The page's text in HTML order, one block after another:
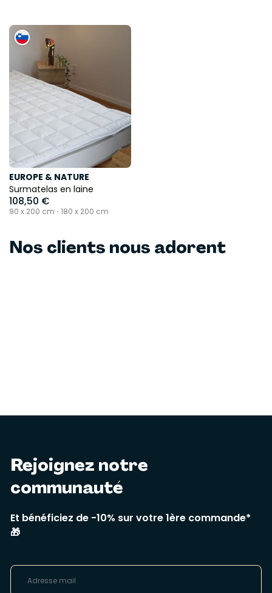
EUROPE & NATURE
Surmatelas en laine
108,50 €
90 x 200 cm ⋅ 180 x 200 cm
Nos clients nous adorent
Rejoignez notre
communauté
Et bénéficiez de -10% sur votre 1ère commande*
🎁